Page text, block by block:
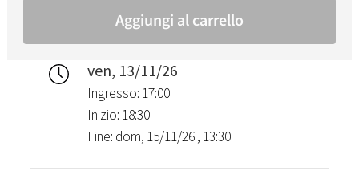
ven, 13/11/26
Ingresso: 17:00
Inizio: 18:30
Fine: dom, 15/11/26 , 13:30